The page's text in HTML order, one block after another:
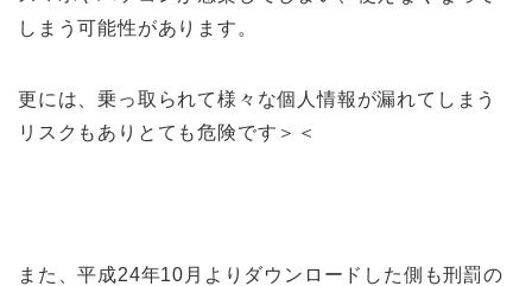
しまう可能性があります。
更には、乗っ取られて様々な個人情報が漏れてしまう
リスクもありとても危険です＞＜
また、平成24年10月よりダウンロードした側も刑罰の